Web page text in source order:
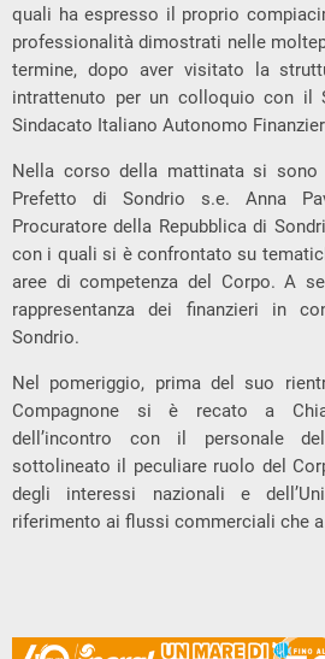
quali ha espresso il proprio
professionalità dimostrati nelle
termine, dopo aver visitato la
intrattenuto per un colloquio con il
Sindacato Italiano Autonomo
Nella corso della mattinata si
Prefetto di Sondrio s.e. Anna
Procuratore della Repubblica di
con i quali si è confrontato su
aree di competenza del Corpo. A
rappresentanza dei finanzieri in
Sondrio.
Nel pomeriggio, prima del suo
Compagnone si è recato a
dell’incontro con il personale
sottolineato il peculiare ruolo del
degli interessi nazionali e
riferimento ai flussi commerciali che